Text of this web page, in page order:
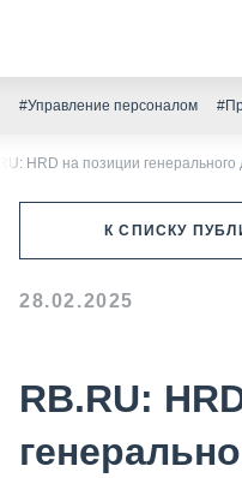
#Управление персоналом
HRD на позиции
К СПИСКУ
28.02.2025
RB.RU: